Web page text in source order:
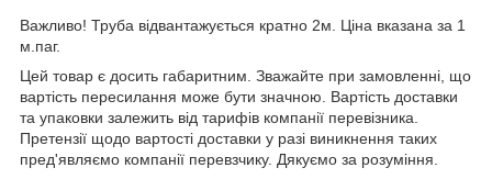
Важливо! Труба відвантажується кратно 2м. Ціна вказана за 1
м.паг.
Цей товар є досить габаритним. Зважайте при замовленні, що
вартість пересилання може бути значною. Вартість доставки
та упаковки залежить від тарифів компанії перевізника.
Претензії щодо вартості доставки у разі виникнення таких
пред'являємо компанії перевзчику. Дякуємо за розуміння.